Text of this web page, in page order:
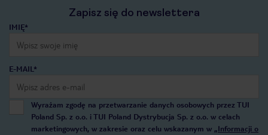
Zapisz się do newslettera
IMIĘ*
E-MAIL*
Wyrażam zgodę na przetwarzanie danych osobowych przez TUI
Poland Sp. z o.o. i TUI Poland Dystrybucja Sp. z o.o. w celach
marketingowych, w zakresie oraz celu wskazanym w „Informacji o